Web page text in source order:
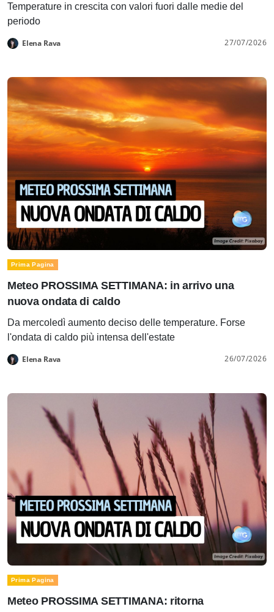
Temperature in crescita con valori fuori dalle medie del
periodo
Elena Rava 27/07/2026
Prima Pagina
Meteo PROSSIMA SETTIMANA: in arrivo una
nuova ondata di caldo
Da mercoledì aumento deciso delle temperature. Forse
l'ondata di caldo più intensa dell'estate
Elena Rava 26/07/2026
Prima Pagina
Meteo PROSSIMA SETTIMANA: ritorna